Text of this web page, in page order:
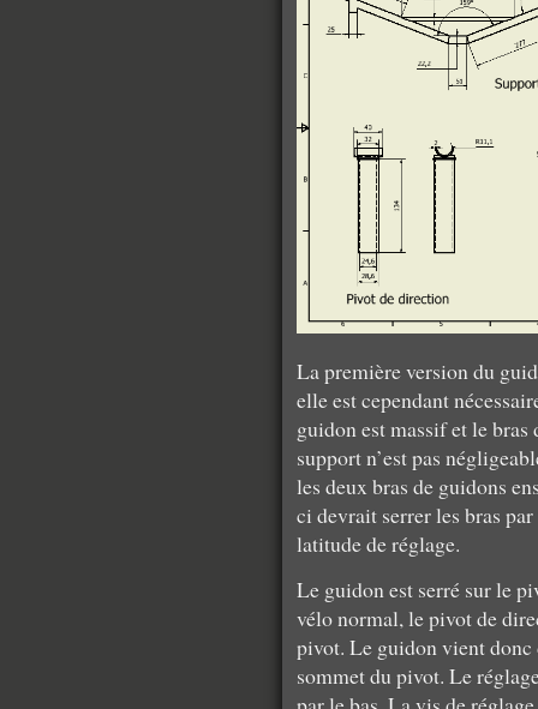
La première version du
elle est cependant
guidon est massif et le
support n’est pas
les deux bras de guidons
ci devrait serrer les bras
latitude de réglage.
Le guidon est serré sur le
vélo normal, le pivot de
pivot. Le guidon vient donc
sommet du pivot. Le